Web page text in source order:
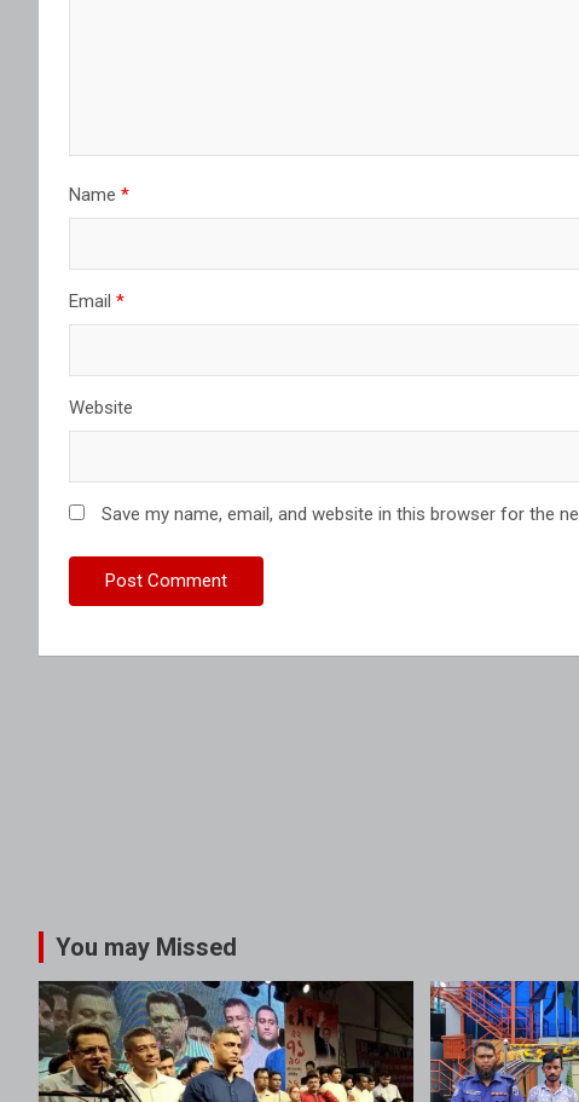
Name *
Email *
Website
Save my name, email, and website in this browser for the
You may Missed